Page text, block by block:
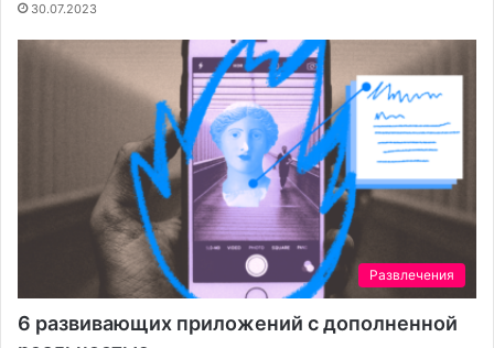
30.07.2023
Развлечения
6 развивающих приложений с дополненной